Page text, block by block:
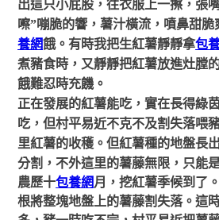
出這只小屁股，往衣服上一擦，張
嚓”嘣脆的響，薯汁橫流，噴鼻甜
養網餓。有時我把生紅薯靜靜拿包
煮豬食時，又靜靜把紅薯放進灶膛
餓難忍時充饑。
正在發展的紅薯能吃，實在長得綠
吃，但村平易近不克不及割失落喂
里紅薯的收穫。但紅薯種的地盤長
分割，不外這里的薯藤無限，只能
農歷十包養網月，挖紅薯季候到了
根將整塊地盤上的薯藤割失落。這